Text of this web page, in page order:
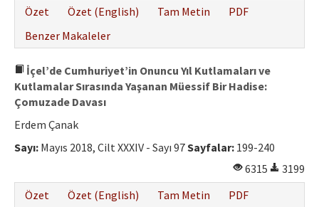
Özet
Özet (English) Tam Metin
PDF
Benzer Makaleler
İçel’de Cumhuriyet’in Onuncu Yıl Kutlamaları ve
Kutlamalar Sırasında Yaşanan Müessif Bir Hadise:
Çomuzade Davası
Erdem Çanak
Sayı: Mayıs 2018, Cilt XXXIV - Sayı 97Sayfalar: 199-240
6315
3199
Özet
Özet (English) Tam Metin
PDF